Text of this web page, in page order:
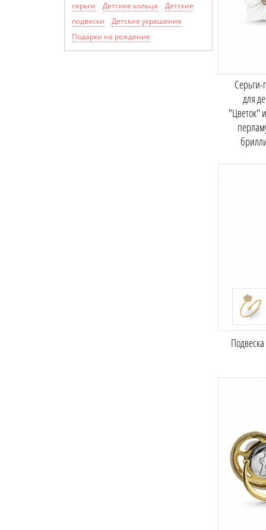
серьги
Детские кольца
Детские
подвески
Детские украшения
Подарки на рождение
Серьги-
для
"Цветок"